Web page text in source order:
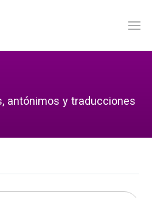
antónimos y traducciones